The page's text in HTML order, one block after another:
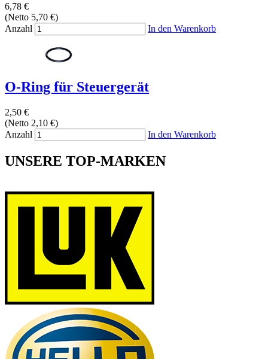
6,78 €
(Netto 5,70 €)
Anzahl
In den Warenkorb
O-Ring für Steuergerät
2,50 €
(Netto 2,10 €)
Anzahl
In den Warenkorb
UNSERE TOP-MARKEN